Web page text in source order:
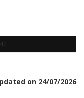
on 24/07/2026